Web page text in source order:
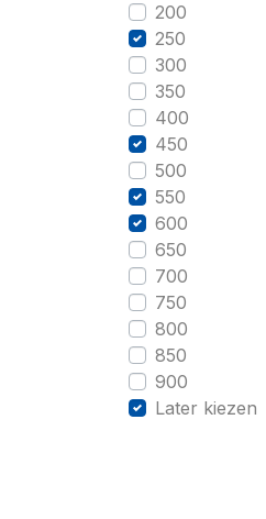
200
250
300
350
400
450
500
550
600
650
700
750
800
850
900
Later kiezen